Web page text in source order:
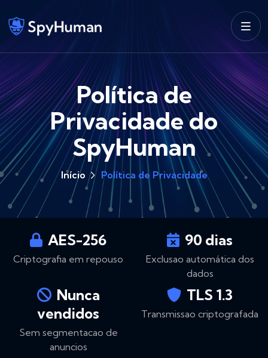
Política de
Privacidade do
SpyHuman
Início Política de Privacidade
AES-256
Criptografia em repouso
90 dias
Exclusao automática dos
dados
Nunca
vendidos
Sem segmentacao de
anuncios
TLS 1.3
Transmissao criptografada